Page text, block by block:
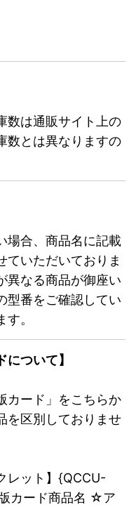
数は通販サイト上の
数とは異なりますの
場合、商品名に記載
ていただいておりま
異なる商品が御座い
型番をご確認してい
。
について】
カード」をこちらか
を区別しておりませ
レット】{QCCU-
カード商品名 ☆ア